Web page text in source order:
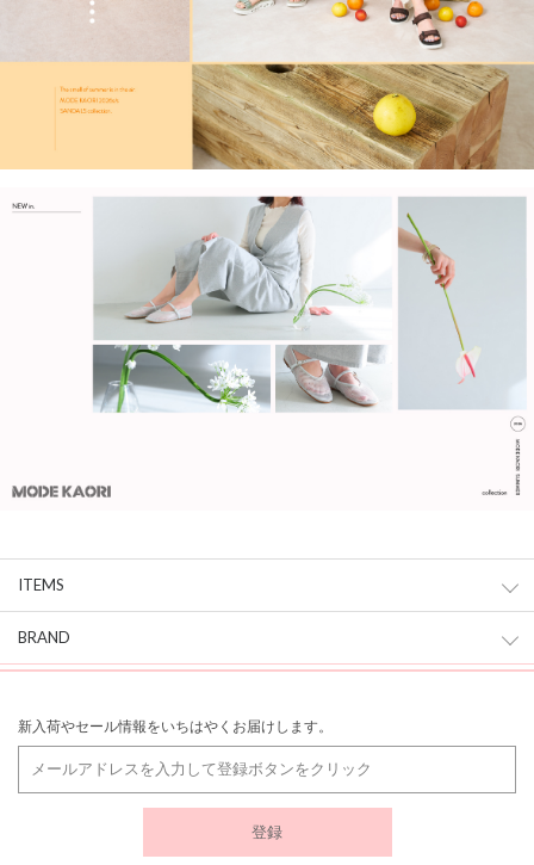
ITEMS
BRAND
新入荷やセール情報をいちはやくお届けします。
登録